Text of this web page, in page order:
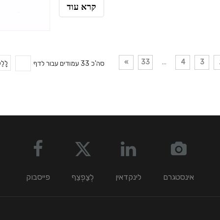
קרא עוד
3
4
...
33
» סה'כ 33 עמודים עבור לדף
פייסבוק לְצַפְצֵף לינקדאין אינסטגרם